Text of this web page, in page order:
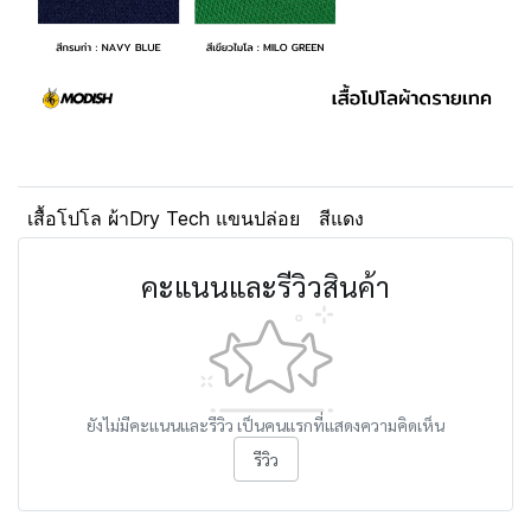
เสื้อโปโล ผ้าDry Tech แขนปล่อย สีแดง
คะแนนและรีวิวสินค้า
ยังไม่มีคะแนนและรีวิว เป็นคนแรกที่แสดงความคิดเห็น
รีวิว